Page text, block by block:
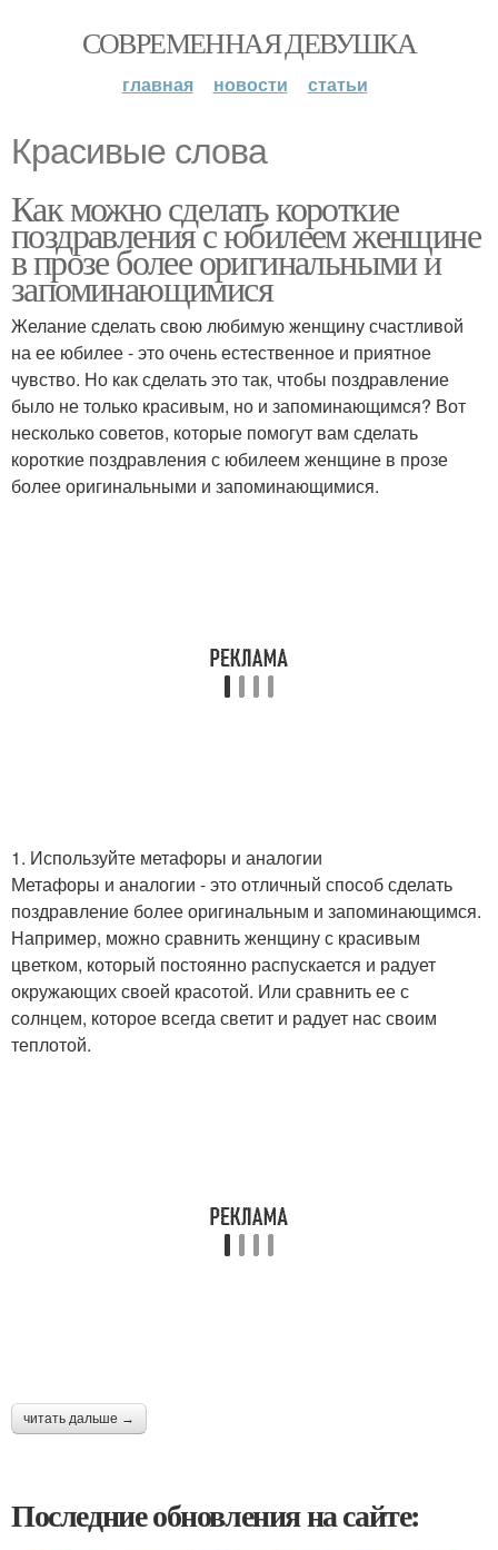
СОВРЕМЕННАЯ ДЕВУШКА
главная новости статьи
Красивые слова
Как можно сделать короткие
поздравления с юбилеем женщине
в прозе более оригинальными и
запоминающимися
Желание сделать свою любимую женщину счастливой
на ее юбилее - это очень естественное и приятное
чувство. Но как сделать это так, чтобы поздравление
было не только красивым, но и запоминающимся? Вот
несколько советов, которые помогут вам сделать
короткие поздравления с юбилеем женщине в прозе
более оригинальными и запоминающимися.
1. Используйте метафоры и аналогии
Метафоры и аналогии - это отличный способ сделать
поздравление более оригинальным и запоминающимся.
Например, можно сравнить женщину с красивым
цветком, который постоянно распускается и радует
окружающих своей красотой. Или сравнить ее с
солнцем, которое всегда светит и радует нас своим
теплотой.
читать дальше →
Последние обновления на сайте: